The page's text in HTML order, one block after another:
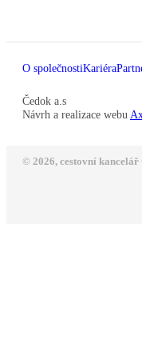
O společnostiKariéra
Čedok a.s
Návrh a realizace webu
© 2026, cestovní kancelář